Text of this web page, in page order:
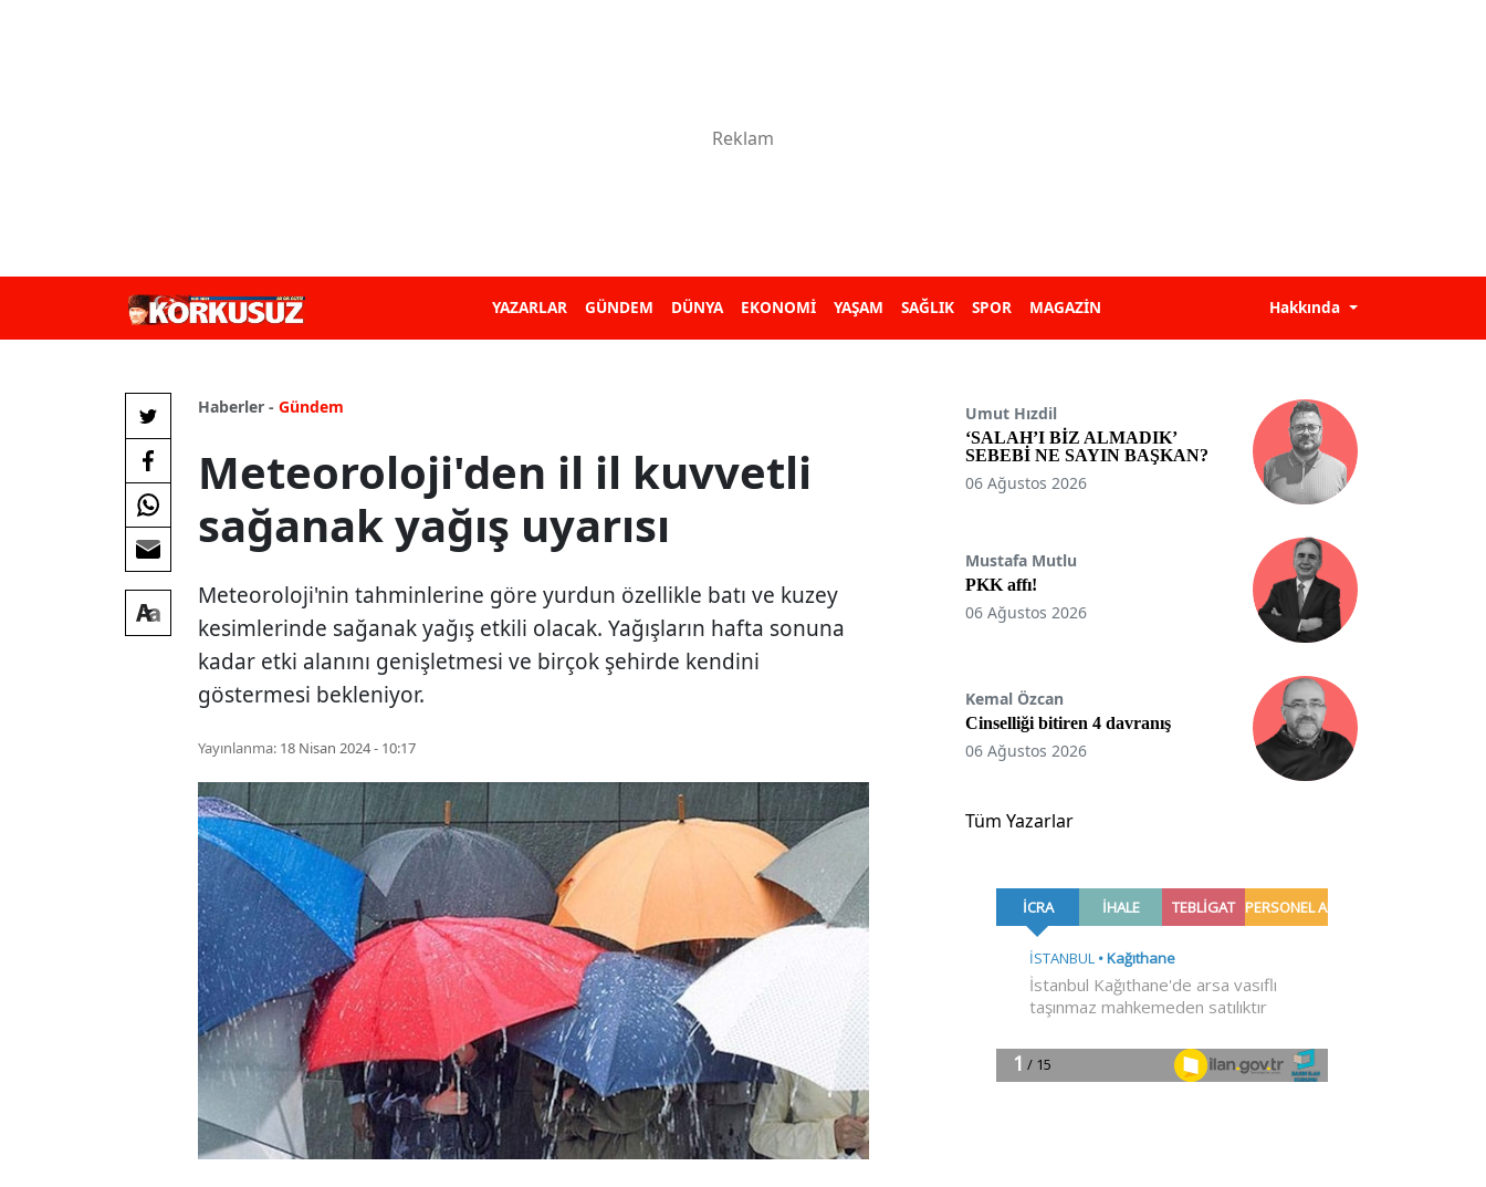
YAZARLAR GÜNDEM DÜNYA EKONOMİ YAŞAM SAĞLIK SPOR MAGAZİN Hakkında
Haberler - Gündem
Meteoroloji'den il il kuvvetli
sağanak yağış uyarısı
Meteoroloji'nin tahminlerine göre yurdun özellikle batı ve kuzey
kesimlerinde sağanak yağış etkili olacak. Yağışların hafta sonuna
kadar etki alanını genişletmesi ve birçok şehirde kendini
göstermesi bekleniyor.
Yayınlanma: 18 Nisan 2024 - 10:17
Umut Hızdil
‘SALAH’I BİZ ALMADIK’
SEBEBİ NE SAYIN BAŞKAN?
06 Ağustos 2026
Mustafa Mutlu
PKK affı!
06 Ağustos 2026
Kemal Özcan
Cinselliği bitiren 4 davranış
06 Ağustos 2026
Tüm Yazarlar